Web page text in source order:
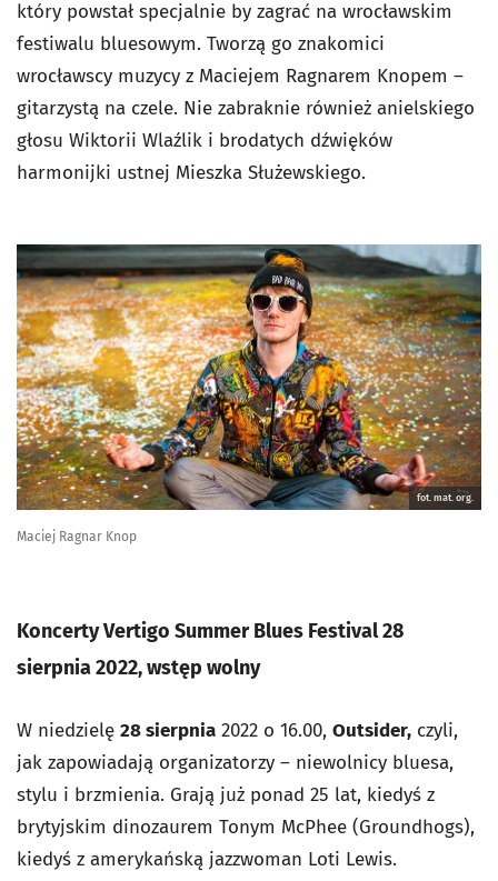
który powstał specjalnie by zagrać na wrocławskim
festiwalu bluesowym. Tworzą go znakomici
wrocławscy muzycy z Maciejem Ragnarem Knopem –
gitarzystą na czele. Nie zabraknie również anielskiego
głosu Wiktorii Wlaźlik i brodatych dźwięków
harmonijki ustnej Mieszka Służewskiego.
fot. mat. org.
Maciej Ragnar Knop
Koncerty Vertigo Summer Blues Festival 28
sierpnia 2022, wstęp wolny
W niedzielę 28 sierpnia 2022 o 16.00, Outsider, czyli,
jak zapowiadają organizatorzy – niewolnicy bluesa,
stylu i brzmienia. Grają już ponad 25 lat, kiedyś z
brytyjskim dinozaurem Tonym McPhee (Groundhogs),
kiedyś z amerykańską jazzwoman Loti Lewis.